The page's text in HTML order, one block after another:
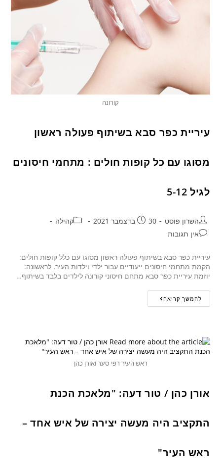
קורונה
עיריית כפר סבא בשיתוף פעולה ראשון
מסוגו עם כל קופות חולים : מתחמי חיסונים
לגיל 5-12
השרון פוסט 30 בדצמבר 2021
קהילה
אין תגובות
עיריית כפר סבא בשיתוף פעולה ראשון מסוגו עם כלל קופות חולים:
הקמת מתחמי חיסונים ייעודיים עבור ילדי וילדות העיר. לראשונה:
יוזמת עיריית כפר סבא מתחם חיסוני קורונה לילדים בלבד בשיתוף…
להמשך קריאה
ראש העיר רפי סער ואורן כהן
אורן כהן / טור דעה: "מלאכת הכנת
התקציב היה מעשה יצירה של איש אחד –
ראש העיר"